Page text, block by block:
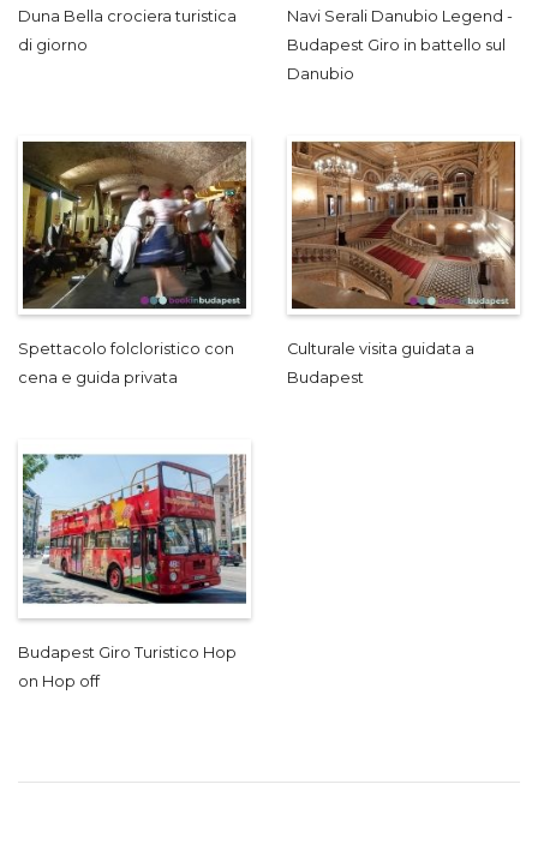
Duna Bella crociera turistica
di giorno
Navi Serali Danubio Legend -
Budapest Giro in battello sul
Danubio
Spettacolo folcloristico con
cena e guida privata
Culturale visita guidata a
Budapest
Budapest Giro Turistico Hop
on Hop off